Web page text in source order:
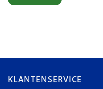
KLANTENSERVICE